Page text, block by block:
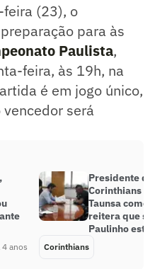
(23), o
para às
Paulista,
feira, às 19h, na
é em jogo único,
será
4 anos
Presidente do
Corinthians
Taunsa como
reitera que
Paulinho está
Corinthians